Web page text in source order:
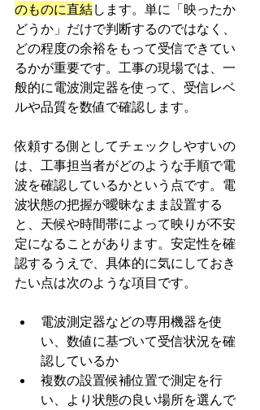
のものに直結します。単に「映ったか
どうか」だけで判断するのではなく、
どの程度の余裕をもって受信できてい
るかが重要です。工事の現場では、一
般的に電波測定器を使って、受信レベ
ルや品質を数値で確認します。
依頼する側としてチェックしやすいの
は、工事担当者がどのような手順で電
波を確認しているかという点です。電
波状態の把握が曖昧なまま設置する
と、天候や時間帯によって映りが不安
定になることがあります。安定性を確
認するうえで、具体的に気にしておき
たい点は次のような項目です。
電波測定器などの専用機器を使
い、数値に基づいて受信状況を確
認しているか
複数の設置候補位置で測定を行
い、より状態の良い場所を選んで